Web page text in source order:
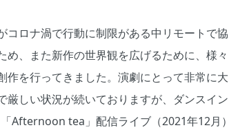
ロナ渦で行動に制限がある中リモートで協
、また新作の世界観を広げるために、様々
を行ってきました。演劇にとって非常に大
しい状況が続いておりますが、ダンスイン
Afternoon tea」配信ライブ（2021年12月）